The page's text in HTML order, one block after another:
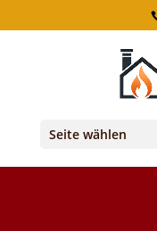
Seite wählen